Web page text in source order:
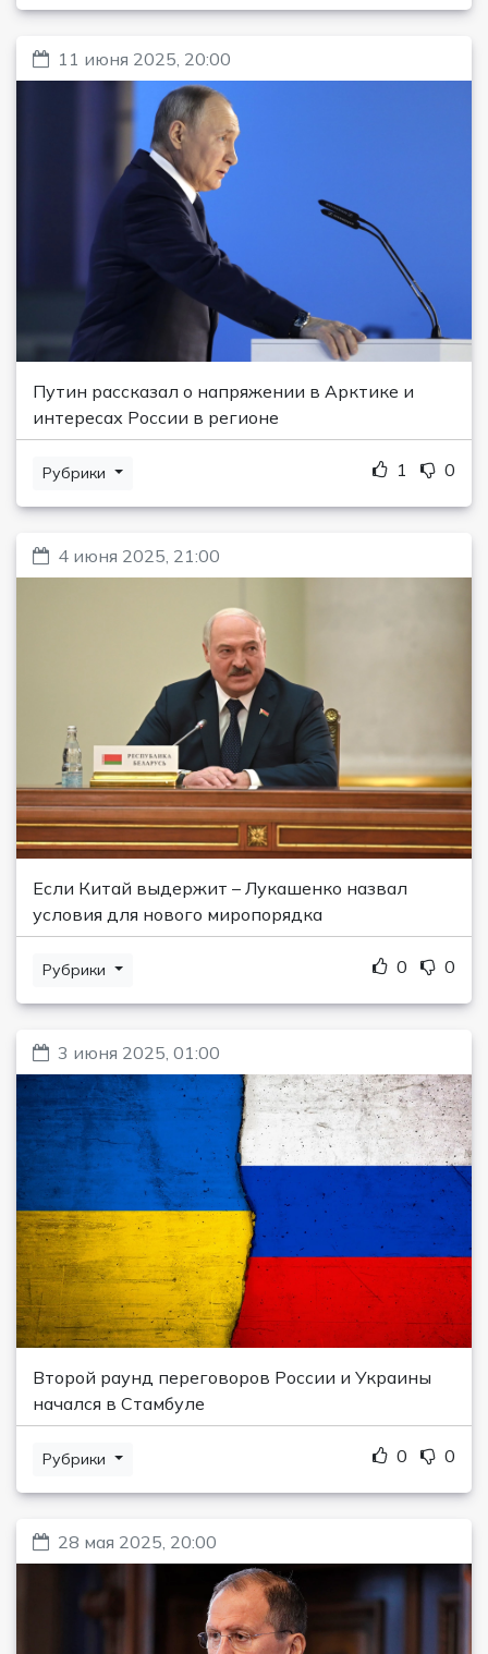
11 июня 2025, 20:00
Путин рассказал о напряжении в Арктике и
интересах России в регионе
Рубрики 1 0
4 июня 2025, 21:00
Если Китай выдержит – Лукашенко назвал
условия для нового миропорядка
Рубрики 0 0
3 июня 2025, 01:00
Второй раунд переговоров России и Украины
начался в Стамбуле
Рубрики 0 0
28 мая 2025, 20:00